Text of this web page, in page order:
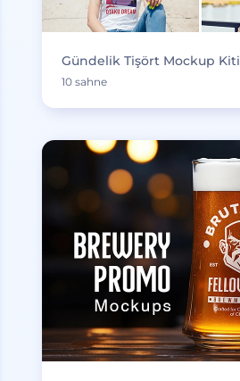
Gündelik Tişört Mockup Kiti
10 sahne